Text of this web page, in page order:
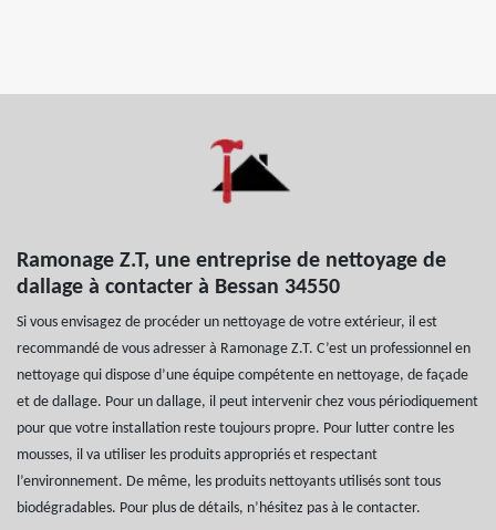
Ramonage Z.T, une entreprise de nettoyage de
dallage à contacter à Bessan 34550
Si vous envisagez de procéder un nettoyage de votre extérieur, il est
recommandé de vous adresser à Ramonage Z.T. C’est un professionnel en
nettoyage qui dispose d’une équipe compétente en nettoyage, de façade
et de dallage. Pour un dallage, il peut intervenir chez vous périodiquement
pour que votre installation reste toujours propre. Pour lutter contre les
mousses, il va utiliser les produits appropriés et respectant
l’environnement. De même, les produits nettoyants utilisés sont tous
biodégradables. Pour plus de détails, n’hésitez pas à le contacter.